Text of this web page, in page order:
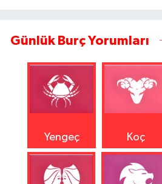
Günlük Burç Yorumları
Yengeç Koç